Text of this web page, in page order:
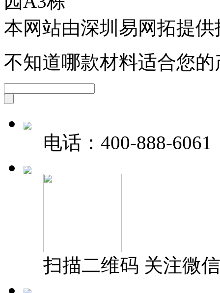
本网站由深圳易网拓提
不知道哪款材料适合您
电话： 400-888-6061
扫描二维码 关注微信